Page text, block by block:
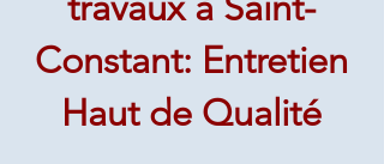
Constant: Entretien
Haut de Qualité